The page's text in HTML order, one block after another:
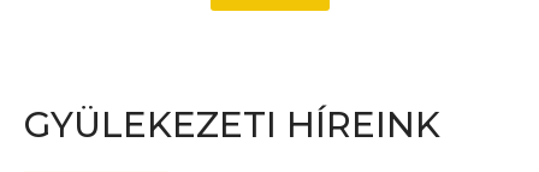
GYÜLEKEZETI HÍREINK